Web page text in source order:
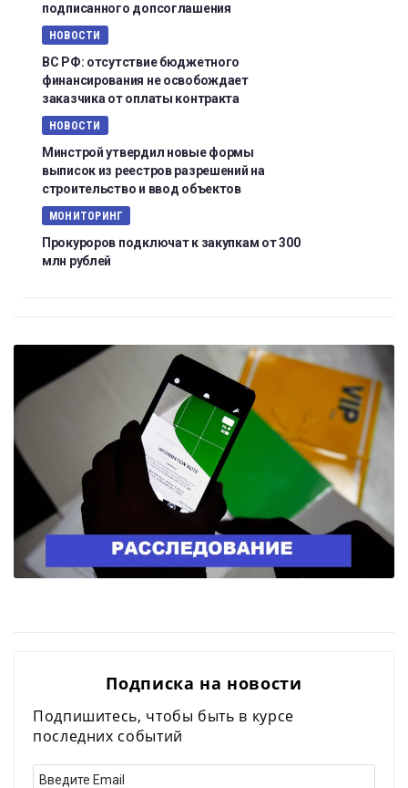
подписанного допсоглашения
НОВОСТИ
ВС РФ: отсутствие бюджетного
финансирования не освобождает
заказчика от оплаты контракта
НОВОСТИ
Минстрой утвердил новые формы
выписок из реестров разрешений на
строительство и ввод объектов
МОНИТОРИНГ
Прокуроров подключат к закупкам от 300
млн рублей
Подписка на новости
Подпишитесь, чтобы быть в курсе
последних событий